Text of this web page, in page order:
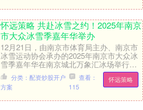
怀远策略 共赴冰雪之约！2025年南京
市大众冰雪季嘉年华举办
12月21日，由南京市体育局主办、南京市
冰雪运动协会承办的2025年南京市大众冰
雪季嘉年华在南京城北万象汇冰场举行。
本次活动以“大众欢乐冰雪季，全民活力动
起来....
怀远策略
分类：配资炒股开户
方案
查看：
115